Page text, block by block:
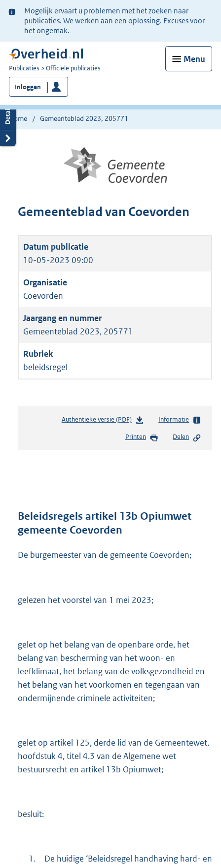
Ter
informatie:
Mogelijk ervaart u problemen met het zoeken naar
publicaties. We werken aan een oplossing. Excuses voor
het ongemak.
Menu
U
bent
nu
hier:
Publicaties Officiële publicaties
Inloggen
Home Gemeenteblad 2023, 205771
Gemeenteblad van Coevorden
10-05-2023 09:00
Coevorden
Gemeenteblad 2023, 205771
beleidsregel
Authentieke versie (PDF)b
s
r
t
2
Informatie
Printen Delen
Beleidsregels artikel 13b Opiumwet
gemeente Coevorden
De burgemeester van de gemeente Coevorden;
gelezen het voorstel van 1 mei 2023;
gelet op het belang van de openbare orde, het
belang van bescherming van het woon- en
leefklimaat, het belang van de volksgezondheid en
het belang van het voorkomen en tegengaan van
ondermijnende criminele activiteiten;
gelet op artikel 125, derde lid van de Gemeentewet,
hoofdstuk 4, titel 4.3 van de Algemene wet
bestuursrecht en artikel 13b Opiumwet;
besluit:
1.
De huidige ‘Beleidsregel handhaving hard- en